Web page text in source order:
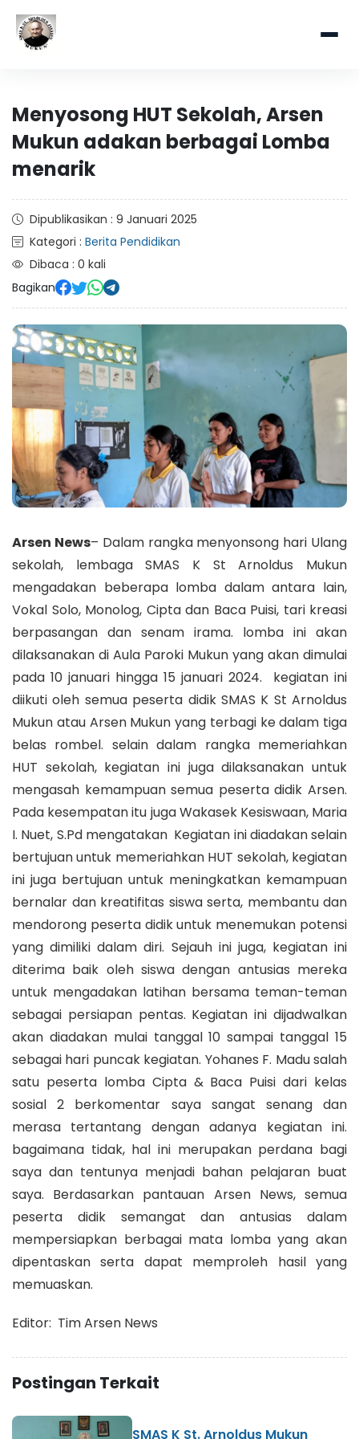
Menyosong HUT Sekolah, Arsen
Mukun adakan berbagai Lomba
menarik
Dipublikasikan : 9 Januari 2025
Kategori : Berita Pendidikan
Dibaca : 0 kali
Bagikan
Arsen News– Dalam rangka menyonsong hari Ulang
sekolah, lembaga SMAS K St Arnoldus Mukun
mengadakan beberapa lomba dalam antara lain,
Vokal Solo, Monolog, Cipta dan Baca Puisi, tari kreasi
berpasangan dan senam irama. lomba ini akan
dilaksanakan di Aula Paroki Mukun yang akan dimulai
pada 10 januari hingga 15 januari 2024. kegiatan ini
diikuti oleh semua peserta didik SMAS K St Arnoldus
Mukun atau Arsen Mukun yang terbagi ke dalam tiga
belas rombel. selain dalam rangka memeriahkan
HUT sekolah, kegiatan ini juga dilaksanakan untuk
mengasah kemampuan semua peserta didik Arsen.
Pada kesempatan itu juga Wakasek Kesiswaan, Maria
I. Nuet, S.Pd mengatakan Kegiatan ini diadakan selain
bertujuan untuk memeriahkan HUT sekolah, kegiatan
ini juga bertujuan untuk meningkatkan kemampuan
bernalar dan kreatifitas siswa serta, membantu dan
mendorong peserta didik untuk menemukan potensi
yang dimiliki dalam diri. Sejauh ini juga, kegiatan ini
diterima baik oleh siswa dengan antusias mereka
untuk mengadakan latihan bersama teman-teman
sebagai persiapan pentas. Kegiatan ini dijadwalkan
akan diadakan mulai tanggal 10 sampai tanggal 15
sebagai hari puncak kegiatan. Yohanes F. Madu salah
satu peserta lomba Cipta & Baca Puisi dari kelas
sosial 2 berkomentar saya sangat senang dan
merasa tertantang dengan adanya kegiatan ini.
bagaimana tidak, hal ini merupakan perdana bagi
saya dan tentunya menjadi bahan pelajaran buat
saya. Berdasarkan pantauan Arsen News, semua
peserta didik semangat dan antusias dalam
mempersiapkan berbagai mata lomba yang akan
dipentaskan serta dapat memproleh hasil yang
memuaskan.
Editor: Tim Arsen News
Postingan Terkait
SMAS K St. Arnoldus Mukun